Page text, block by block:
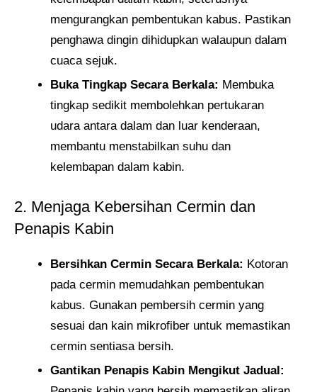
mengurangkan pembentukan kabus. Pastikan
penghawa dingin dihidupkan walaupun dalam
cuaca sejuk.
Buka Tingkap Secara Berkala: Membuka
tingkap sedikit membolehkan pertukaran
udara antara dalam dan luar kenderaan,
membantu menstabilkan suhu dan
kelembapan dalam kabin.
2. Menjaga Kebersihan Cermin dan
Penapis Kabin
Bersihkan Cermin Secara Berkala: Kotoran
pada cermin memudahkan pembentukan
kabus. Gunakan pembersih cermin yang
sesuai dan kain mikrofiber untuk memastikan
cermin sentiasa bersih.
Gantikan Penapis Kabin Mengikut Jadual: